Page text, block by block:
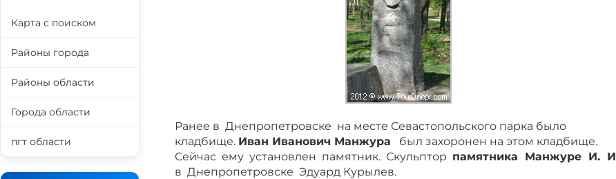
Ранее в Днепропетровске на месте Севастопольского парка было
кладбище. Иван Иванович Манжура был захоронен на этом кладбище.
Сейчас ему установлен памятник. Скульптор памятника Манжуре И. И
в Днепропетровске Эдуард Курылев.
Карта с поиском
Районы города
Районы области
Города области
пгт области